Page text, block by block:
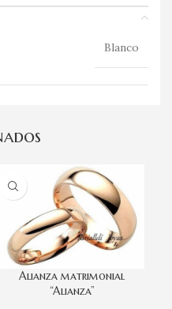
Blanco
Alianza matrimonial
“Alianza”